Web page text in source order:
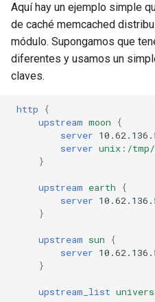
router
rsa
scrypt
session
snappy
Aquí hay un ejemplo simple
de caché memcached
módulo. Supongamos que
diferentes y usamos un
claves.
http
{
upstream moon
{
server
server unix:/tmp/
}
upstream earth
{
server
}
upstream sun
{
server
}
upstream_list